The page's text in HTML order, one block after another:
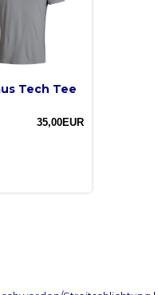
Tech Tee
35,00EUR